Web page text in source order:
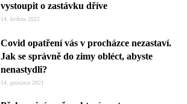
vystoupit o zastávku dříve
14. května 2022
Covid opatření vás v procházce nezastaví.
Jak se správně do zimy obléct, abyste
nenastydli?
14. prosince 2021